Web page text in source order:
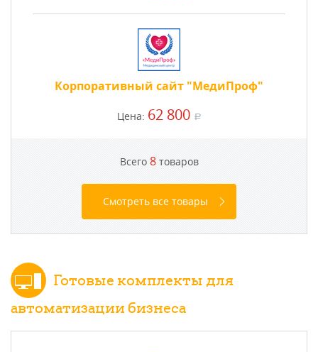
Корпоративный сайт "МедиПроф"
Цена: 62 800 a
Всего 8товаров
Смотреть все товары
Готовые комплекты для
автоматизации бизнеса